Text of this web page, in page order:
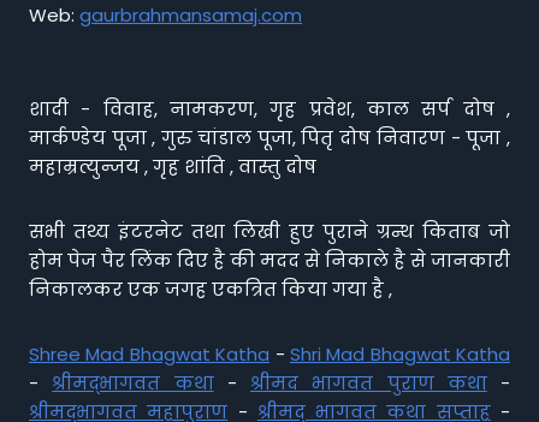
Web: gaurbrahmansamaj.com
शादी - विवाह, नामकरण, गृह प्रवेश, काल सर्प दोष ,
मार्कण्डेय पूजा , गुरु चांडाल पूजा, पितृ दोष निवारण - पूजा ,
महाम्रत्युन्जय , गृह शांति , वास्तु दोष
सभी तथ्य इंटरनेट तथा लिखी हुए पुराने ग्रन्थ किताब जो
होम पेज पैर लिंक दिए है की मदद से निकाले है से जानकारी
निकालकर एक जगह एकत्रित किया गया है ,
Shree Mad Bhagwat Katha - Shri Mad Bhagwat Katha
- श्रीमद्भागवत कथा- श्रीमद भागवत पुराण कथा-
श्रीमद्भागवत महापुराण - श्रीमद् भागवत कथा सप्ताह-